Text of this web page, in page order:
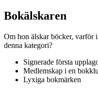
Bokälskaren
Om hon älskar böcker, varför
denna kategori?
Signerade första
Medlemskap i en
Lyxiga bokmärken